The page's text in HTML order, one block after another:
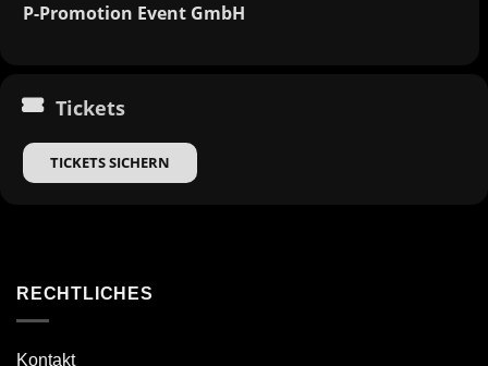
P-Promotion Event GmbH
Tickets
TICKETS SICHERN
RECHTLICHES
Kontakt